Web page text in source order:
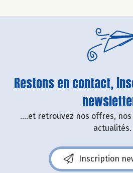
Restons en contact,
....et retrouvez nos offres,
actualités.
Inscription